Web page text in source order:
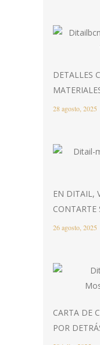
DETALLES
28 agosto, 2025
EN DITAIL,
CONTARTE
26 agosto, 2025
CARTA DE
POR